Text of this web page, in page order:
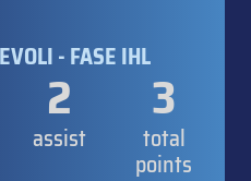
- FASE IHL
2
assist
3
total
points